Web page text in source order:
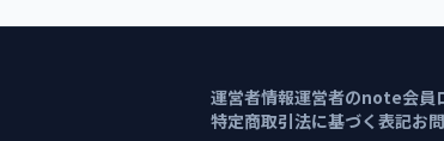
運営者情報運営者のnote会員
特定商取引法に基づく表記お